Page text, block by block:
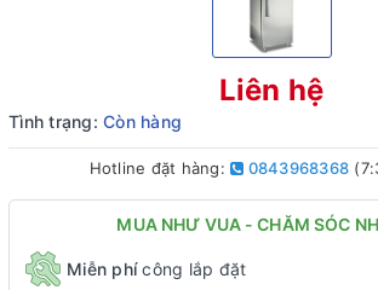
Liên hệ
Tình trạng: Còn hàng
Hotline đặt hàng: 0843968368
MUA NHƯ VUA - CHĂM SÓC
Miễn phícông lắp đặt